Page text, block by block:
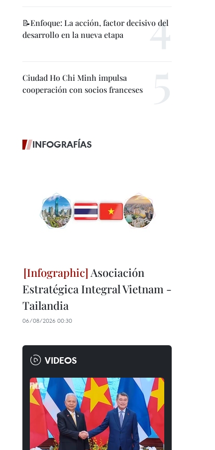
📝Enfoque: La acción, factor decisivo del
desarrollo en la nueva etapa
Ciudad Ho Chi Minh impulsa
cooperación con socios franceses
INFOGRAFÍAS
Asociación
Estratégica Integral Vietnam -
Tailandia
06/08/2026 00:30
VIDEOS